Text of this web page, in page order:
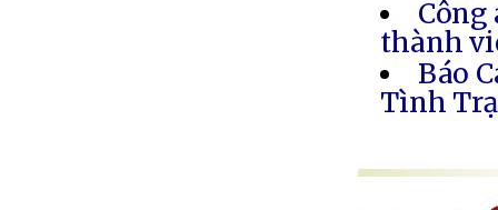
thành
Báo
Tình